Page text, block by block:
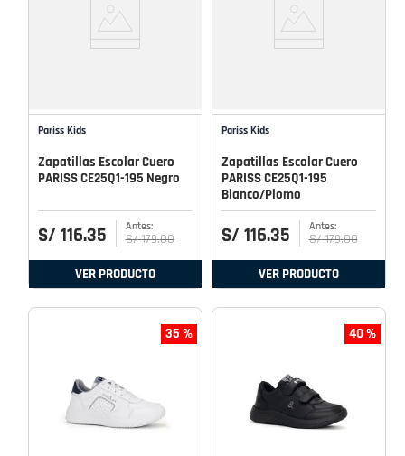
Pariss Kids
Zapatillas Escolar Cuero
PARISS CE25Q1-195 Negro
S/ 116.35 S/ 179.00
VER PRODUCTO
Pariss Kids
Zapatillas Escolar Cuero
PARISS CE25Q1-195
Blanco/Plomo
S/ 116.35 S/ 179.00
VER PRODUCTO
35 % 40 %